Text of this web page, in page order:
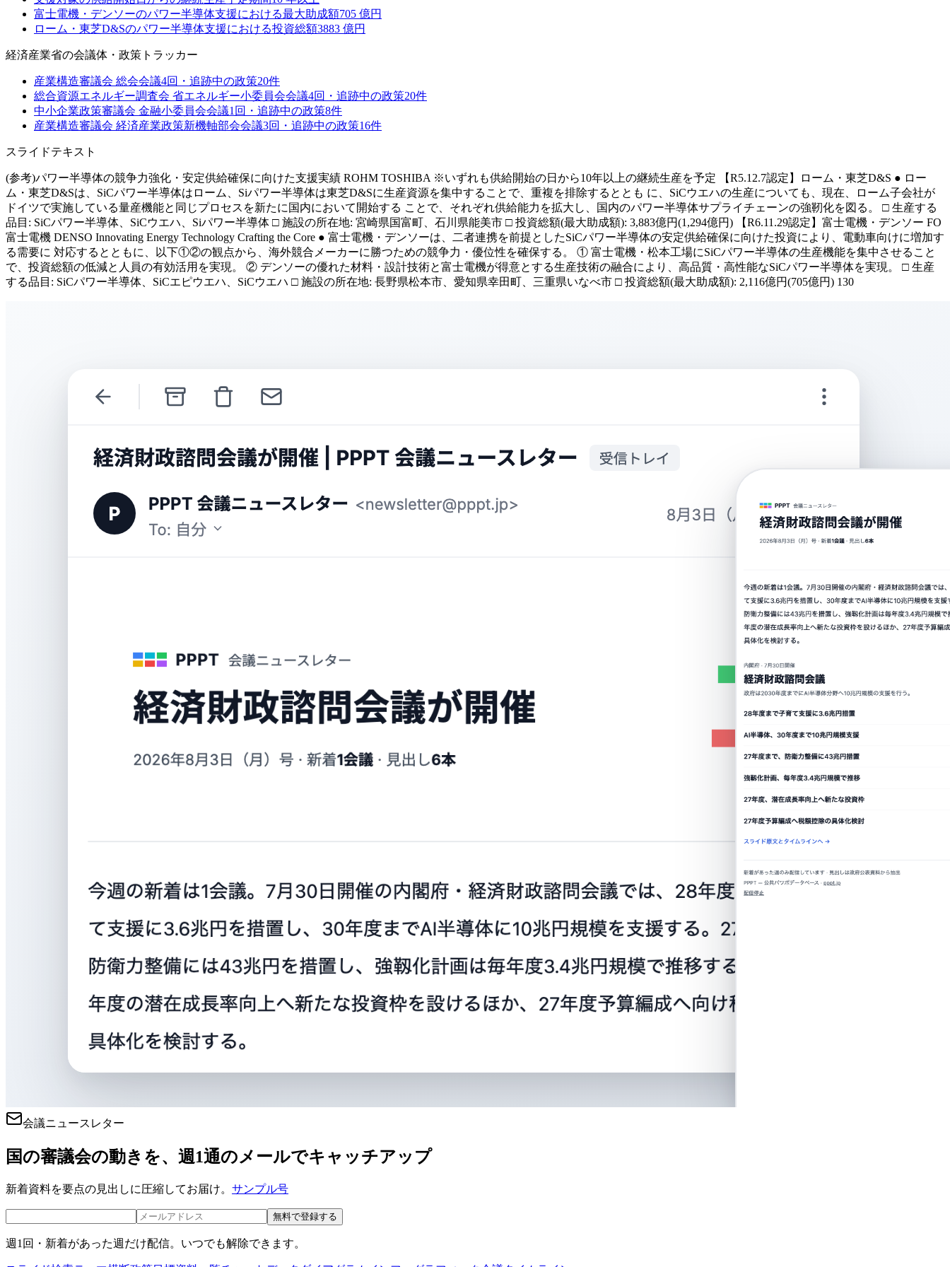
富士電機・デンソーのパワー半導体支援における最大助成額705 億円
ローム・東芝D&Sのパワー半導体支援における投資総額3883 億円
経済産業省の会議体・政策トラッカー
産業構造審議会 総会会議4回・追跡中の政策20件
総合資源エネルギー調査会 省エネルギー小委員会会議4回・追跡中の政策20件
中小企業政策審議会 金融小委員会会議1 回・追跡中の政策8件
産業構造審議会 経済産業政策新機軸部会会議3回・追跡中の政策16件
スライドテキスト
(参考)パワー半導体の競争力強化・安定供給確保に向けた支援実績 ROHM TOSHIBA ※いずれも供給開始の日から10年以上の継続生産を予定 【R5.12.7認定】ローム・東芝D&S ● ロー
ム・東芝D&Sは、SiCパワー半導体はローム、Siパワー半導体は東芝D&Sに生産資源を集中することで、重複を排除するととも に、SiCウエハの生産についても、現在、ローム子会社が
ドイツで実施している量産機能と同じプロセスを新たに国内において開始する ことで、それぞれ供給能力を拡大し、国内のパワー半導体サプライチェーンの強靭化を図る。 □ 生産する
品目: SiCパワー半導体、SiCウエハ、Siパワー半導体 □ 施設の所在地: 宮崎県国富町、石川県能美市 □ 投資総額(最大助成額): 3,883億円(1,294億円) 【R6.11.29認定】富士電機・デンソー FO
富士電機 DENSO Innovating Energy Technology Crafting the Core ● 富士電機・デンソーは、二者連携を前提としたSiCパワー半導体の安定供給確保に向けた投資により、電動車向けに増加す
る需要に 対応するとともに、以下①②の観点から、海外競合メーカーに勝つための競争力・優位性を確保する。 ① 富士電機・松本工場にSiCパワー半導体の生産機能を集中させること
で、投資総額の低減と人員の有効活用を実現。 ② デンソーの優れた材料・設計技術と富士電機が得意とする生産技術の融合により、高品質・高性能なSiCパワー半導体を実現。 □ 生産
する品目: SiCパワー半導体、SiCエピウエハ、SiCウエハ □ 施設の所在地: 長野県松本市、愛知県幸田町、三重県いなべ市 □ 投資総額(最大助成額): 2,116億円(705億円) 130
会議ニュースレター
国の審議会の動きを、週1通のメールでキャッチアップ
新着資料を要点の見出しに圧縮してお届け。 サンプル号
無料で登録する
週1回・新着があった週だけ配信。いつでも解除できます。